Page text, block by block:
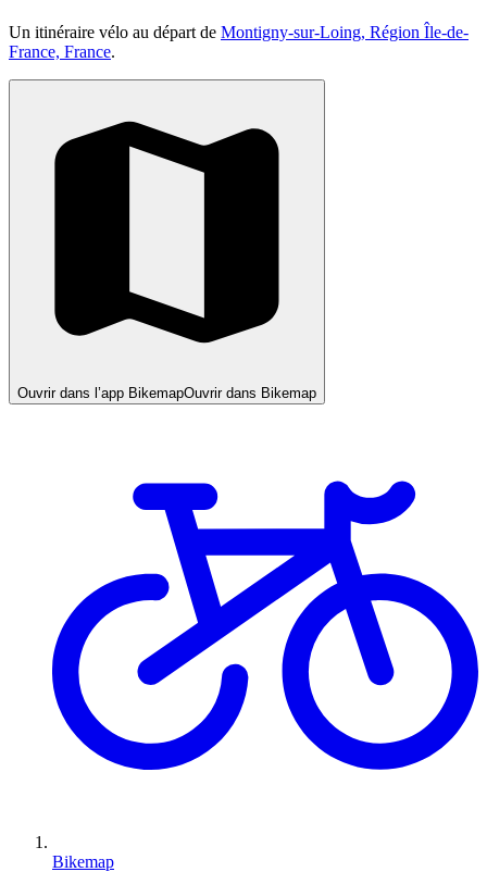
Un itinéraire vélo au départ de Montigny-sur-Loing, Région Île-de-
France, France.
Ouvrir dans l’app BikemapOuvrir dans Bikemap
Bikemap